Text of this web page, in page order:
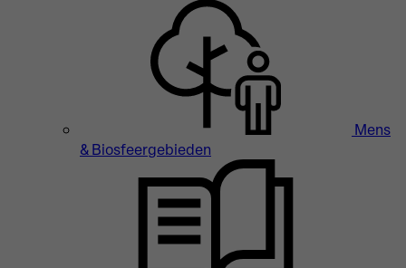
Mens
& Biosfeergebieden